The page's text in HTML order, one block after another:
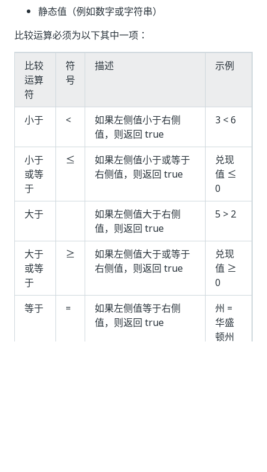
静态值（例如数字或字符串）
比较运算必须为以下其中一项：
比较
运算
符
符
号
描述 示例
小于 <
如果左侧值小于右侧
值，则返回 true
3 < 6
小于
或等
于
≤
如果左侧值小于或等于
右侧值，则返回 true
兑现
值 ≤
0
大于
如果左侧值大于右侧
值，则返回 true
5 > 2
大于
或等
于
≥
如果左侧值大于或等于
右侧值，则返回 true
兑现
值 ≥
0
等于
=
如果左侧值等于右侧
值，则返回 true
州 =
华盛
顿州